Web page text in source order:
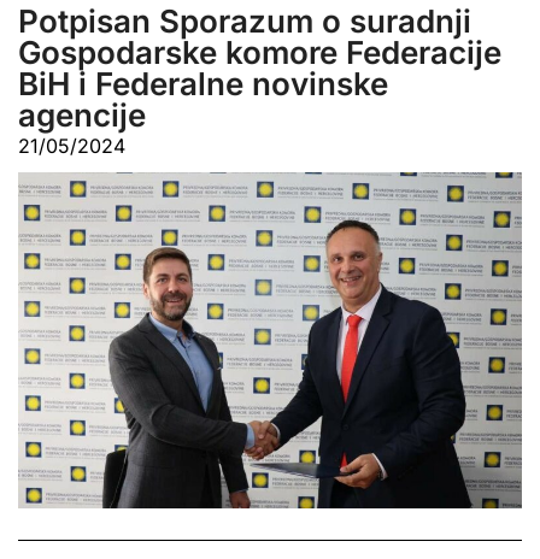
Potpisan Sporazum o suradnji
Gospodarske komore Federacije
BiH i Federalne novinske
agencije
21/05/2024